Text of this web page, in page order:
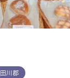
田川郡